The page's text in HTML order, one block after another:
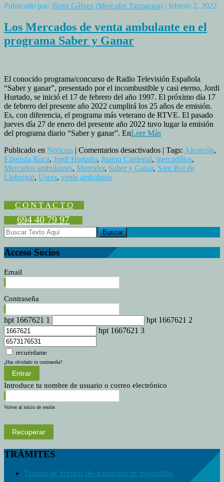
Publicado por: Benji Gálvez (Mercafer Tarragona) | febrero 2, 2022
Los Mercados de venta ambulante en el
programa Saber y Ganar
El conocido programa/concurso de Radio Televisión Española
“Saber y ganar”, presentado por el incombustible y casi eterno, Jordi
Hurtado, se inició el 17 de febrero del año 1997. El próximo día 17
de febrero del presente año 2022 cumplirá los 25 años de emisión.
Es, con diferencia, el programa más veterano de RTVE. El pasado
jueves día 27 de enero del presente año 2022 tuvo lugar la emisión
del programa diario “Saber y ganar”. EnLeer Más
Publicado en Noticias | Comentarios desactivadosen
Los
Mercados
y
Ganar
| Tags: Alcorcón,
Elisenda Roca, Jordi Hurtado, Juanjo Cardenal, mercadillos,
Mercados ambulantes, Mercafer, Saber y Ganar, Sant Boi de
Llobregat, Usera, venta ambulante
C O N T A C T O
694 40 79 97
Acceso Socios
Email
Contraseña
hpt 1667621 1
hpt 1667621 2
hpt 1667621 3
recuérdame
¿Has olvidado tu contraseña?
Entrar
Introduce tu nombre de usuario o correo electrónico
Volver al inicio de sesión
Recuperar
TRÁMITES
Trámite de licencia de ocupación en mercadillo.